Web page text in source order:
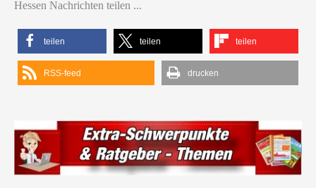
Hessen Nachrichten teilen ...
teilen teilen teilen
RSS-feed drucken